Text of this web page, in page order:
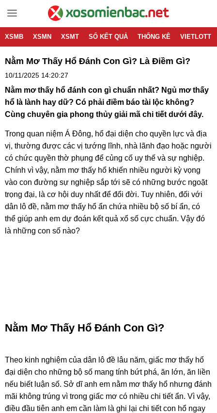
XSMB XSMN XSMT SỔ KẾT QUẢ THỐNG KÊ VIETLOTT
Nằm Mơ Thấy Hổ Đánh Con Gì? Là Điềm Gì?
10/11/2025 14:20:27
Nằm mơ thấy hổ đánh con gì chuẩn nhất? Ngủ mơ thấy
hổ là lành hay dữ? Có phải điềm báo tài lộc không?
Cùng chuyên gia phong thủy giải mã chi tiết dưới đây.
Trong quan niệm Á Đông, hổ đại diện cho quyền lực và địa
vị, thường được các vị tướng lĩnh, nhà lãnh đạo hoặc người
có chức quyền thờ phụng để củng cố uy thế và sự nghiệp.
Chính vì vậy, nằm mơ thấy hổ khiến nhiều người kỳ vọng
vào con đường sự nghiệp sắp tới sẽ có những bước ngoặt
trọng đại, là cơ hội duy nhất để đổi đời. Tuy nhiên, đối với
dân lô đề, nằm mơ thấy hổ ẩn chứa nhiều bộ số bí ẩn, có
thể giúp anh em dự đoán kết quả xổ số cực chuẩn. Vậy đó
là những con số nào?
Nằm Mơ Thấy Hổ Đánh Con Gì?
Theo kinh nghiệm của dân lô đề lâu năm, giấc mơ thấy hổ
đại diện cho những bộ số mang tính bứt phá, ăn lớn, ăn liền
nếu biết luận số. Sở dĩ anh em nằm mơ thấy hổ nhưng đánh
mãi không trúng vì trong giấc mơ có nhiều chi tiết ẩn. Vì vậy,
điều đầu tiên anh em cần làm là ghi lại chi tiết con hổ ngay